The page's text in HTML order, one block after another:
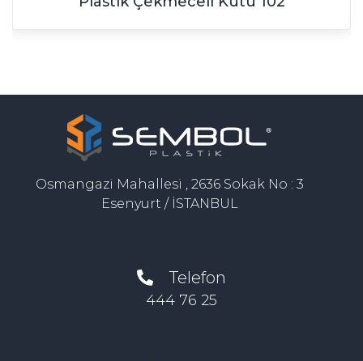
Osmangazi Mahallesi , 2636 Sokak No : 3
Esenyurt / İSTANBUL
Telefon
444 76 25